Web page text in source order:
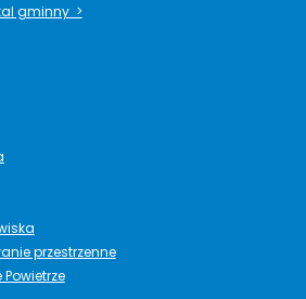
gminny >
przestrzenne